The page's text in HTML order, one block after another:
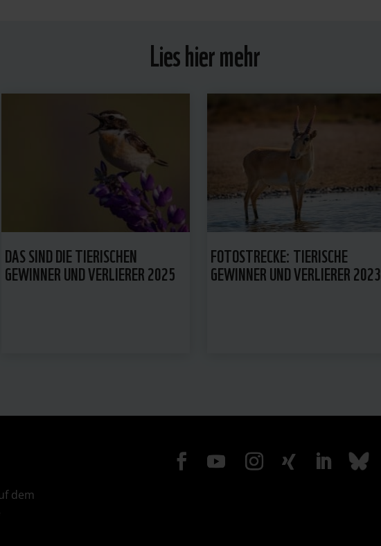
Lies hier mehr
DAS SIND DIE TIERISCHEN
GEWINNER UND VERLIERER 2025
FOTOSTRECKE: TIERISCHE
GEWINNER UND VERLIERER 2023
dem